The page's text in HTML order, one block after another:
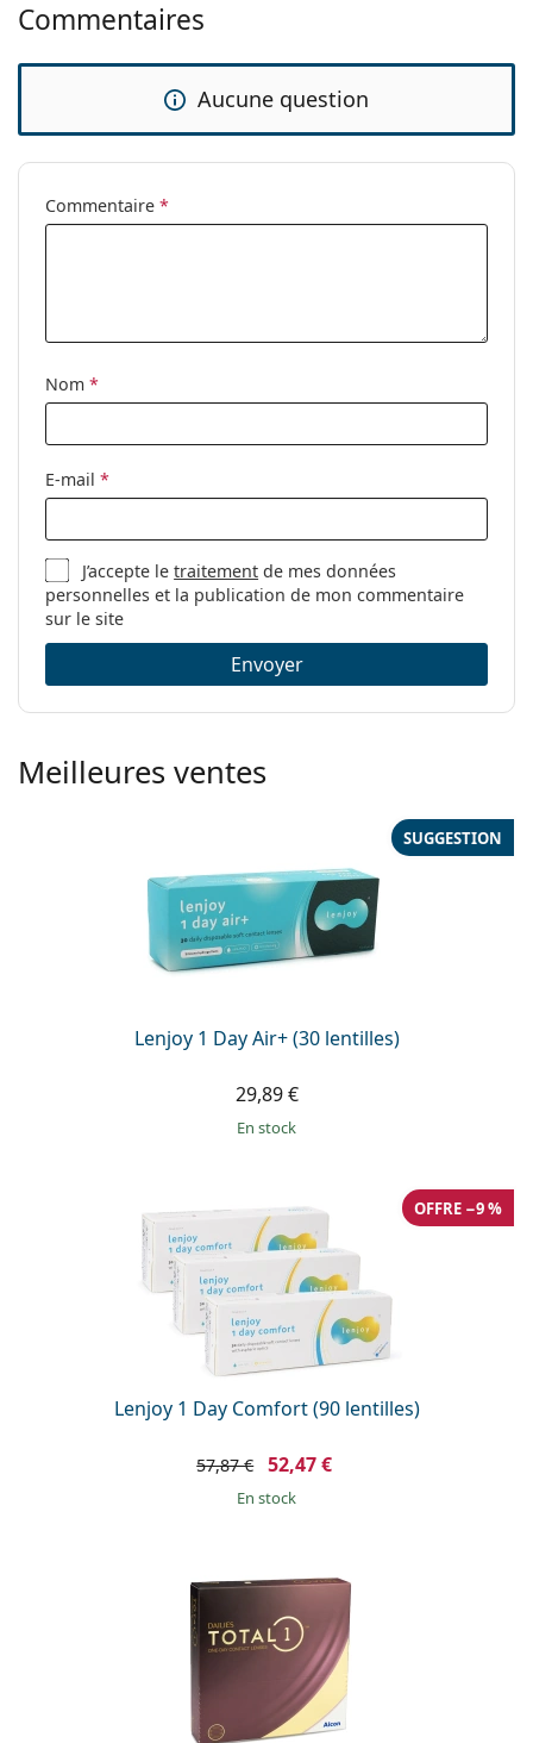
Commentaires
Aucune question
Commentaire *
Nom *
E-mail *
J’accepte letraitement de mes données
personnelles et la publication de mon commentaire
sur le site
Envoyer
Meilleures ventes
Lenjoy 1 Day Air+ (30 lentilles)
SUGGESTION
29,89 €
en stock
Lenjoy 1 Day Comfort (90 lentilles)
OFFRE −9 %
57,87 € 52,47 €
en stock